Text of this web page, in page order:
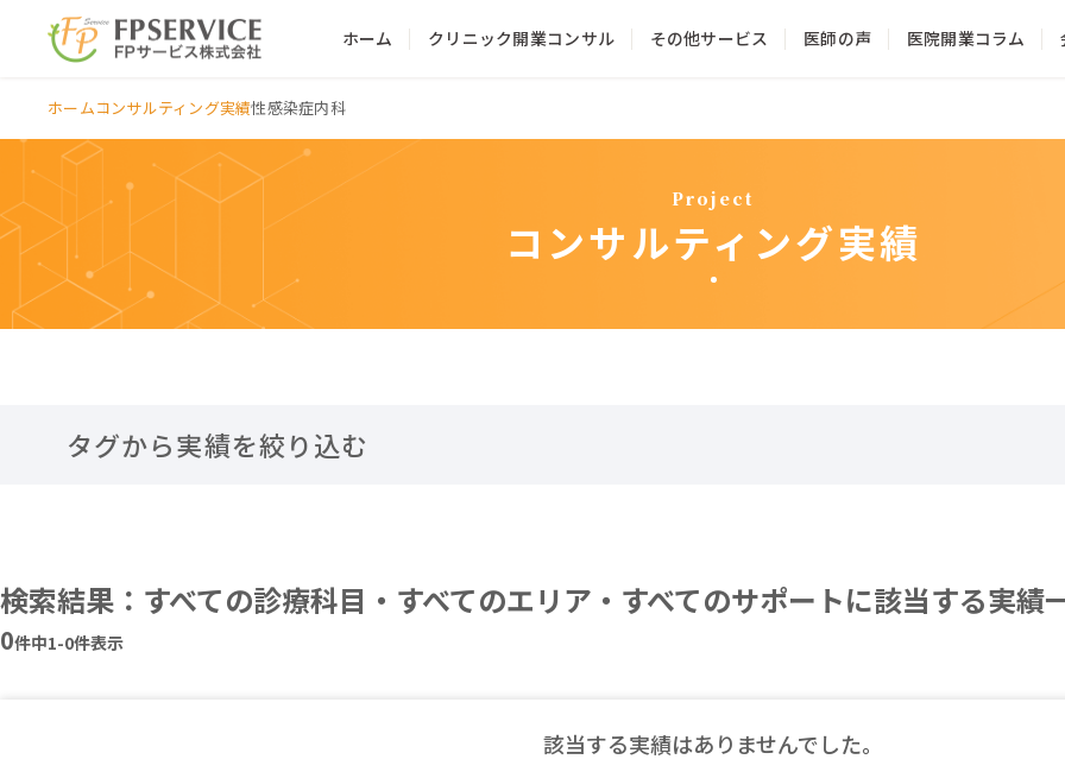
ホーム クリニック開業コンサル その他サービス
クリニックのHP制作・WEB集患
医師のファイナンシャルプランニング
医師の声 医院開業コラム
ホームコンサルティング実績性感染症内科
Project
コンサルティング実績
タグから実績を絞り込む
検索結果：すべての診療科目・すべてのエリア・すべてのサポートに該当する実績
0件中1-0件表示
該当する実績はありませんでした。